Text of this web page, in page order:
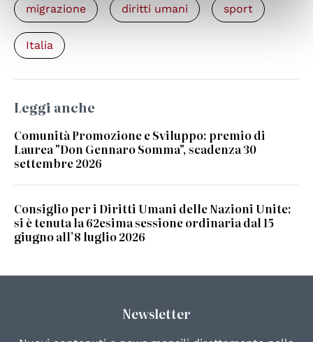
migrazione diritti umani sport
Italia
Leggi anche
Comunità Promozione e Sviluppo: premio di
Laurea "Don Gennaro Somma", scadenza 30
settembre 2026
Consiglio per i Diritti Umani delle Nazioni Unite:
si è tenuta la 62esima sessione ordinaria dal 15
giugno all’8 luglio 2026
Newsletter